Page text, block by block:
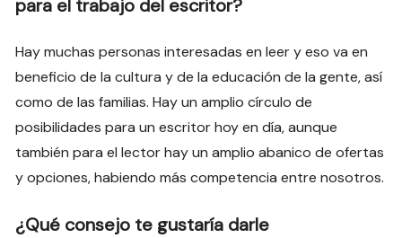
para el trabajo del escritor?
Hay muchas personas interesadas en leer y eso va en
beneficio de la cultura y de la educación de la gente, así
como de las familias. Hay un amplio círculo de
posibilidades para un escritor hoy en día, aunque
también para el lector hay un amplio abanico de ofertas
y opciones, habiendo más competencia entre nosotros.
¿Qué consejo te gustaría darle